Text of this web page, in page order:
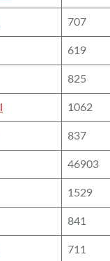
707
619
825
1062
837
46903
1529
841
711